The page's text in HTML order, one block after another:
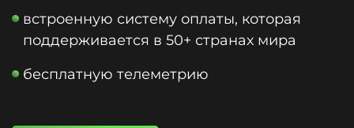
встроенную систему оплаты, которая
поддерживается в 50+ странах мира
бесплатную телеметрию